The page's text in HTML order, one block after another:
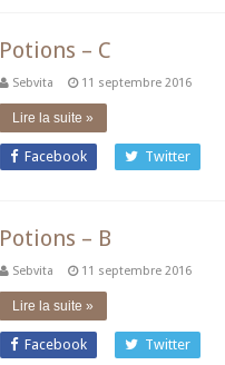
Potions – C
Sebvita 11 septembre 2016
Lire la suite »
Facebook Twitter
Potions – B
Sebvita 11 septembre 2016
Lire la suite »
Facebook Twitter